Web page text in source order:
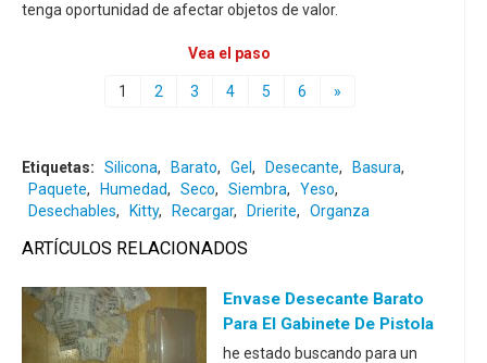
tenga oportunidad de afectar objetos de valor.
Vea el paso
1 2 3 4 5 6 »
Etiquetas: Silicona, Barato, Gel , Desecante, Basura,
Paquete, Humedad, Seco, Siembra, Yeso,
Desechables, Kitty, Recargar, Drierite, Organza
ARTÍCULOS RELACIONADOS
Envase Desecante Barato
Para El Gabinete De Pistola
he estado buscando para un